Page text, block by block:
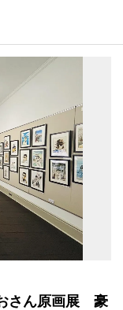
さん原画展 豪